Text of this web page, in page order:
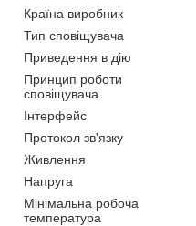
Країна виробник
Тип сповіщувача
Приведення в дію
Принцип роботи
сповіщувача
Інтерфейс
Протокол зв'язку
Живлення
Напруга
Мінімальна робоча
температура